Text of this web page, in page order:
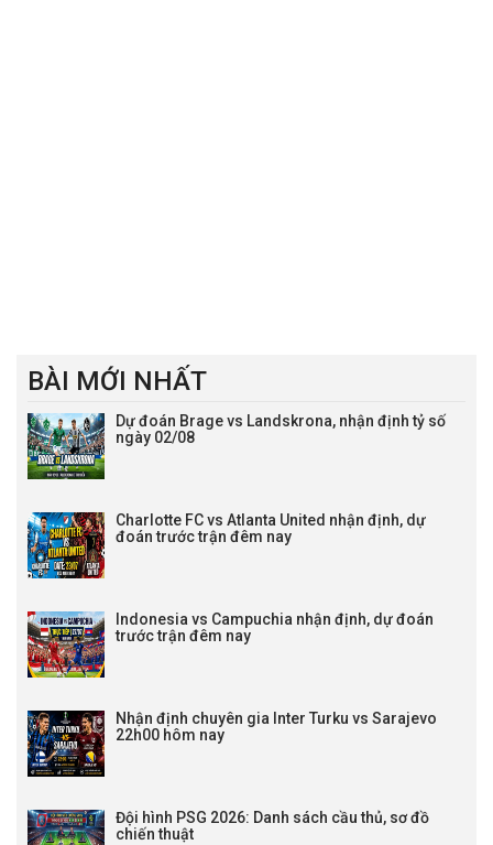
BÀI MỚI NHẤT
Dự đoán Brage vs Landskrona, nhận định tỷ số
ngày 02/08
Charlotte FC vs Atlanta United nhận định, dự
đoán trước trận đêm nay
Indonesia vs Campuchia nhận định, dự đoán
trước trận đêm nay
Nhận định chuyên gia Inter Turku vs Sarajevo
22h00 hôm nay
Đội hình PSG 2026: Danh sách cầu thủ, sơ đồ
chiến thuật